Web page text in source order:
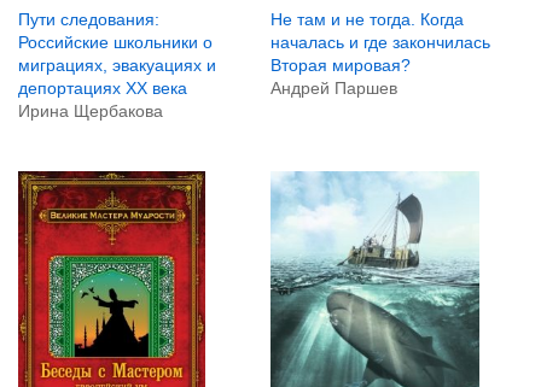
Пути следования:
Российские школьники о
миграциях, эвакуациях и
депортациях ХХ века
Ирина Щербакова
Не там и не тогда. Когда
началась и где закончилась
Вторая мировая?
Андрей Паршев